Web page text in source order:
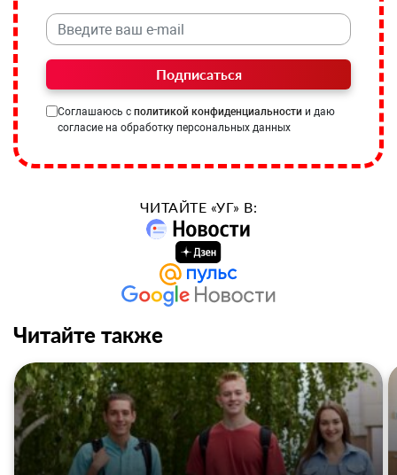
Подписаться
Соглашаюсь с политикой конфиденциальности и даю
согласие на обработку персональных данных
ЧИТАЙТЕ «УГ» В:
Читайте также